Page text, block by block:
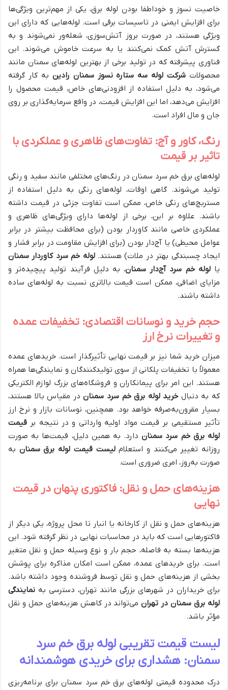
خاصیت نسوز و خوداطفا بودن لوله برق، یکی از مهم‌ترین ویژگی‌ها
برای افزایش ایمنی در تاسیسات برقی است. لوله‌هایی که دارای این
ویژگی هستند، در صورت بروز آتش‌سوزی، شعله‌ور نمی‌شوند و به
گسترش آتش کمک نمی‌کنند یا به سرعت خاموش می‌شوند. این
فناوری پیشرفته که در تولید برخی از بهترین لوله‌های سمنان مانند
محصولات شرکت لوله سه ستاره نسوز سمنان رادین به کار گرفته
می‌شود، به دلیل استفاده از افزودنی‌های خاص، قیمت محصول را
افزایش می‌دهد، اما این افزایش قیمت، در واقع سرمایه‌گذاری بر روی
جان و مال افراد است.
رنگ، کاور و آج: تفاوت‌های ظاهری و عملکردی با
تاثیر بر قیمت
لوله‌های برق خم سرد سمنان در رنگ‌های مختلفی مانند سفید و رنگی
تولید می‌شوند. گاهی اوقات، لوله‌های رنگی به دلیل استفاده از
مستربچ‌های رنگی خاص، ممکن است تفاوت جزئی در قیمت داشته
باشند. علاوه بر این، برخی از لوله‌ها دارای ویژگی‌های ظاهری و
عملکردی خاصی مانند کاوردار بودن (برای محافظت بیشتر در برابر
عوامل محیطی) یا آج‌دار بودن (برای افزایش مقاومت در برابر فشار و
ایجاد چسبندگی بهتر در ملات) هستند.لوله خم سرد کاوردار سمنان
یالوله خم سرد آج‌دار سمنان، به دلیل فرآیند تولید پیچیده‌تر و
مزایای اضافی، ممکن است قیمت بالاتری نسبت به لوله‌های ساده
داشته باشند.
حجم خرید و نوسانات اقتصادی: تخفیفات عمده
و تغییرات نرخ ارز
میزان خرید شما نیز بر قیمت نهایی تأثیرگذار است. خریدهای عمده
معمولاً با تخفیفات پلکانی از سوی تولیدکنندگان و نمایندگی‌ها همراه
هستند. این امر برای پیمانکاران و فروشگاه‌های بزرگ لوازم الکتریکی
که به دنبال خرید لوله برق خم سرد سمناندر مقیاس بالا هستند،
بسیار مقرون‌به‌صرفه خواهد بود. همچنین، نوسانات بازار و نرخ ارز
تأثیر مستقیمی بر قیمت مواد اولیه وارداتی و در نتیجه بر قیمت
لوله برق خم سرد سمناندارد. به همین دلیل، قیمت‌ها به صورت
روزانه تغییر می‌کنند و استعلاملیست قیمت لوله برق سمنان به
صورت به‌روز، امری ضروری است.
هزینه‌های حمل و نقل: فاکتوری پنهان در قیمت
نهایی
هزینه‌های حمل و نقل از کارخانه یا انبار تا محل پروژه، یکی دیگر از
فاکتورهایی است که باید در محاسبات نهایی در نظر گرفته شود. این
هزینه‌ها بسته به فاصله، حجم بار و نوع وسیله حمل و نقل متغیر
است. برای خریدهای عمده، ممکن است امکان مذاکره برای پوشش
بخشی از هزینه‌های حمل و نقل توسط فروشنده وجود داشته باشد.
برای خریداران در شهرهای بزرگی مانند تهران، دسترسی به نمایندگی
لوله برق سمنان در تهرانمی‌تواند در کاهش هزینه‌های حمل و نقل
مؤثر باشد.
لیست قیمت تقریبی لوله برق خم سرد
سمنان: هشداری برای خریدی هوشمندانه
درک محدوده قیمتی لوله‌های برق خم سرد سمنان برای برنامه‌ریزی